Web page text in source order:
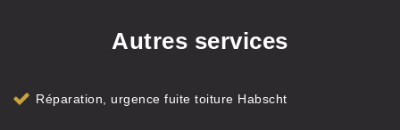
Autres services
Réparation, urgence fuite toiture Habscht